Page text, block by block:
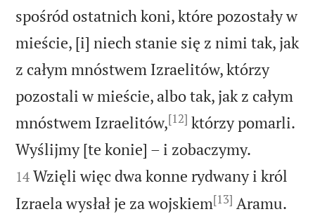
spośród ostatnich koni, które pozostały w
mieście, [i] niech stanie się z nimi tak, jak
z całym mnóstwem Izraelitów, którzy
pozostali w mieście, albo tak, jak z całym
mnóstwem Izraelitów,[12] którzy pomarli.
Wyślijmy [te konie] – i zobaczymy.
14 Wzięli więc dwa konne rydwany i król
Izraela wysłał je za wojskiem[13] Aramu.